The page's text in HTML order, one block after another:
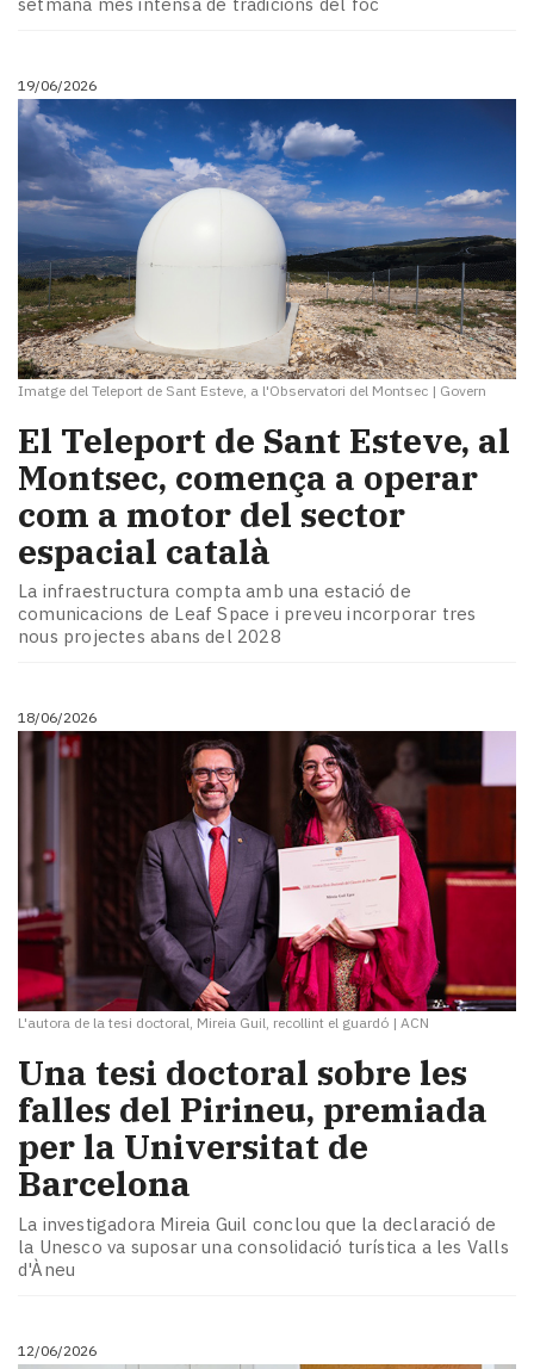
19/06/2026
Imatge del Teleport de Sant Esteve, a l'Observatori del Montsec | Govern
El Teleport de Sant Esteve, al
Montsec, comença a operar
com a motor del sector
espacial català
La infraestructura compta amb una estació de
comunicacions de Leaf Space i preveu incorporar tres
nous projectes abans del 2028
18/06/2026
L'autora de la tesi doctoral, Mireia Guil, recollint el guardó | ACN
​Una tesi doctoral sobre les
falles del Pirineu, premiada
per la Universitat de
Barcelona
La investigadora Mireia Guil conclou que la declaració de
la Unesco va suposar una consolidació turística a les Valls
d'Àneu
12/06/2026